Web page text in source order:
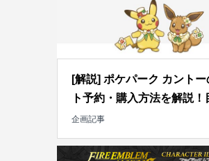
[解説] ポケパーク カントー
ト予約・購入方法を解説！
企画記事